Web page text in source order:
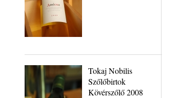
Tokaj Nobilis
Szőlőbirtok
Kövérszőlő 2008